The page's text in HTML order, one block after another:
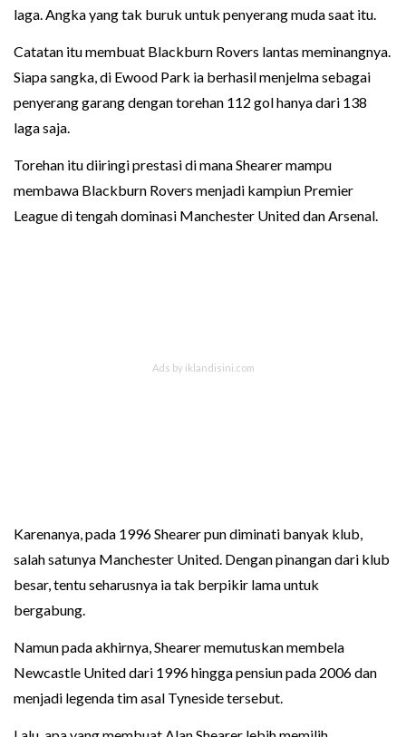
laga. Angka yang tak buruk untuk penyerang muda saat itu.
Catatan itu membuat Blackburn Rovers lantas meminangnya.
Siapa sangka, di Ewood Park ia berhasil menjelma sebagai
penyerang garang dengan torehan 112 gol hanya dari 138
laga saja.
Torehan itu diiringi prestasi di mana Shearer mampu
membawa Blackburn Rovers menjadi kampiun Premier
League di tengah dominasi Manchester United dan Arsenal.
Karenanya, pada 1996 Shearer pun diminati banyak klub,
salah satunya Manchester United. Dengan pinangan dari klub
besar, tentu seharusnya ia tak berpikir lama untuk
bergabung.
Namun pada akhirnya, Shearer memutuskan membela
Newcastle United dari 1996 hingga pensiun pada 2006 dan
menjadi legenda tim asal Tyneside tersebut.